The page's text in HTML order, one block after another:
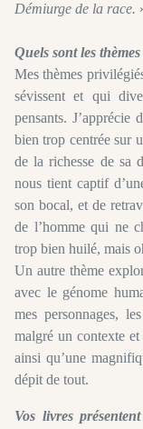
Démiurge de la race.
Quels sont les
Mes thèmes
sévissent et qui
pensants.
bien trop centrée sur
de la richesse de sa
nous tient captif
son bocal, et de
de l’homme qui ne
trop bien huilé, mais
Un autre thème
avec le génome
mes personnages,
malgré un contexte
ainsi qu’une
dépit de tout.
Vos livres